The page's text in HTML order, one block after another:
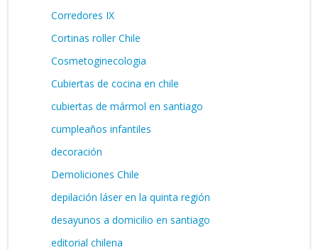
Corredores IX
Cortinas roller Chile
Cosmetoginecologia
Cubiertas de cocina en chile
cubiertas de mármol en santiago
cumpleaños infantiles
decoración
Demoliciones Chile
depilación láser en la quinta región
desayunos a domicilio en santiago
editorial chilena